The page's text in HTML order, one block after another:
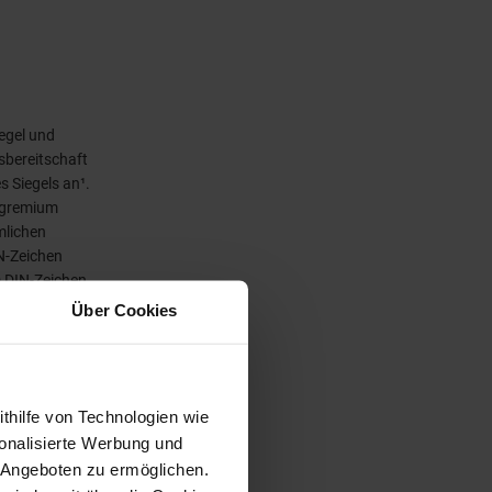
Über Cookies
von Technologien wie
Werbung und
zu ermöglichen.
und
Siegels an¹.
Zeichen
Zeichen
bei